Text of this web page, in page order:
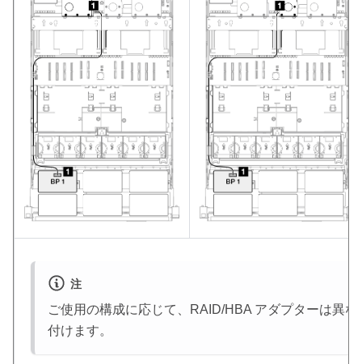
注
ご使用の構成に応じて、RAID/HBA アダプターは異
付けます。